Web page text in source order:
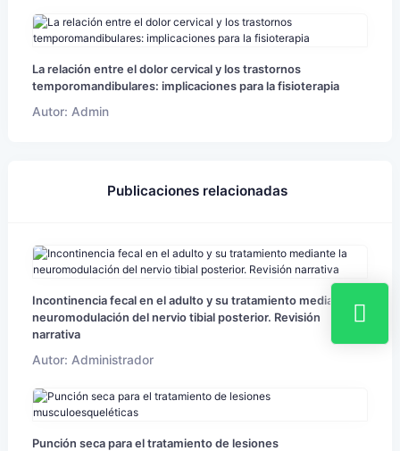
La relación entre el dolor cervical y los trastornos
temporomandibulares: implicaciones para la fisioterapia
Autor: Admin
Publicaciones relacionadas
Incontinencia fecal en el adulto y su tratamiento mediante la
neuromodulación del nervio tibial posterior. Revisión
narrativa
Autor: Administrador
Punción seca para el tratamiento de lesiones